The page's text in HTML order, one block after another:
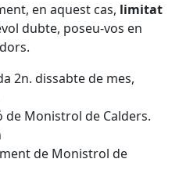
en aquest cas, limitat
dubte, poseu-vos en
2n. dissabte de mes,
Monistrol de Calders.
de Monistrol de